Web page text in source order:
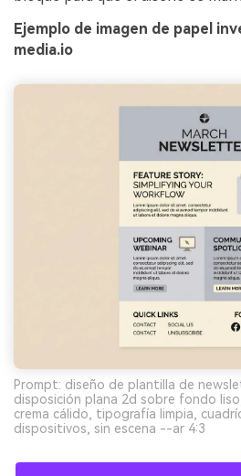
Ejemplo de imagen de papel
media.io
Prompt: diseño de plantilla de
disposición plana 2d sobre fondo
crema cálido, tipografía limpia,
dispositivos, sin escena --ar 4:3